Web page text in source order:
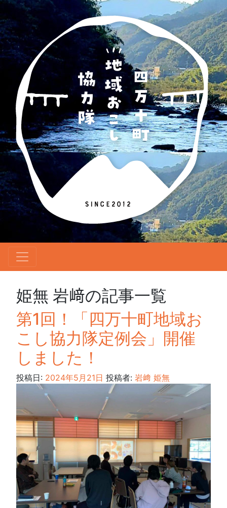
姫無 岩﨑の記事一覧
第1回！「四万十町地域お
こし協力隊定例会」開催
しました！
投稿日: 2024年5月21日 投稿者: 岩﨑 姫無